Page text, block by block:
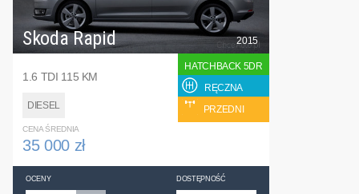
Skoda Rapid
1.6 TDI 115 KM
DIESEL
2015
HATCHBACK 5DR
RĘCZNA
PRZEDNI
CENA ŚREDNIA
35 000 zł
OCENY DOSTĘPNOŚĆ